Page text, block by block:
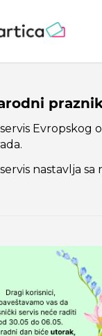
Evropskog
nastavlja sa